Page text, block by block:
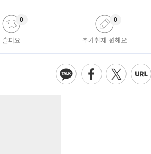
슬퍼요
0
추가취재 원해요
0